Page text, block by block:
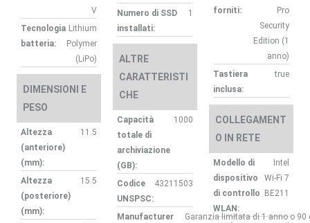
V
Tecnologia
batteria:
Lithium
Polymer
(LiPo)
DIMENSIONI E
PESO
Altezza
(anteriore)
(mm):
11.5
Altezza
(posteriore)
(mm):
15.5
Numero di SSD
installati:
1
ALTRE
CARATTERISTI
CHE
Capacità
totale di
archiviazione
(GB):
1000
Codice
UNSPSC:
43211503
Manufacturer
Garanzia limitata di 1 anno o 90
forniti:
Pro
Security
Edition (1
anno)
Tastiera
inclusa:
true
COLLEGAMENT
O IN RETE
Modello di
dispositivo
di controllo
WLAN:
Intel
Wi-Fi 7
BE211